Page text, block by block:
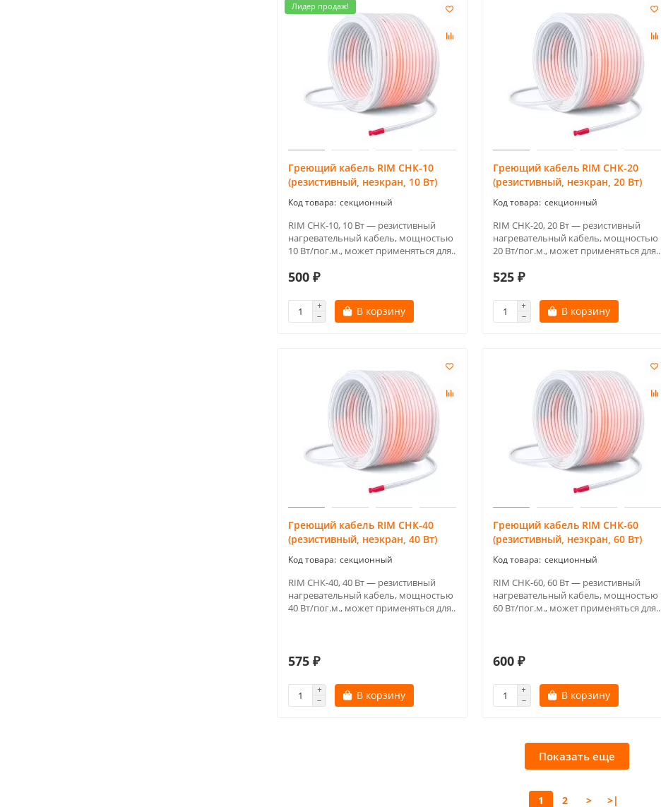
Лидер продаж!
Греющий кабель RIM СНК-10
(резистивный, неэкран, 10 Вт)
секционный
RIM СНК-10, 10 Вт — резистивный
нагревательный кабель, мощностью
10 Вт/пог.м., может применяться для..
500 ₽
В корзину
Греющий кабель RIM СНК-20
(резистивный, неэкран, 20 Вт)
секционный
RIM СНК-20, 20 Вт — резистивный
нагревательный кабель, мощностью
20 Вт/пог.м., может применяться для..
525 ₽
В корзину
Греющий кабель RIM СНК-40
(резистивный, неэкран, 40 Вт)
секционный
RIM СНК-40, 40 Вт — резистивный
нагревательный кабель, мощностью
40 Вт/пог.м., может применяться для..
575 ₽
В корзину
Греющий кабель RIM СНК-60
(резистивный, неэкран, 60 Вт)
секционный
RIM СНК-60, 60 Вт — резистивный
нагревательный кабель, мощностью
60 Вт/пог.м., может применяться для..
600 ₽
В корзину
Показать еще
1 2 > >|